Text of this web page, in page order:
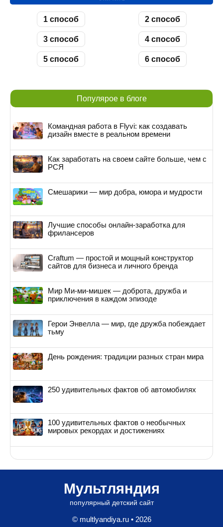
1 способ 2 способ
3 способ 4 способ
5 способ 6 способ
Популярое в блоге
Командная работа в Flyvi: как создавать
дизайн вместе в реальном времени
Как заработать на своем сайте больше, чем с
РСЯ
Смешарики — мир добра, юмора и мудрости
Лучшие способы онлайн-заработка для
фрилансеров
Craftum — простой и мощный конструктор
сайтов для бизнеса и личного бренда
Мир Ми-ми-мишек — доброта, дружба и
приключения в каждом эпизоде
Герои Энвелла — мир, где дружба побеждает
тьму
День рождения: традиции разных стран мира
250 удивительных фактов об автомобилях
100 удивительных фактов о необычных
мировых рекордах и достижениях
Мультляндия
популярный детский сайт
© multlyandiya.ru • 2026